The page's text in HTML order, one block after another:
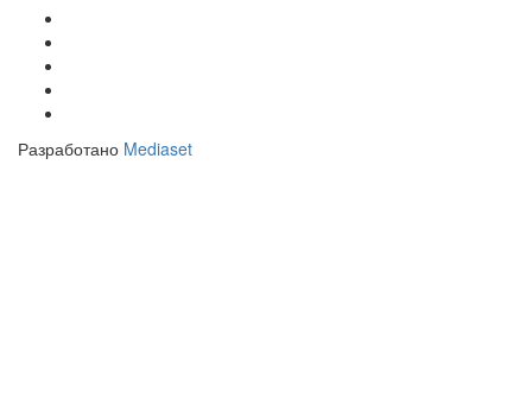
The application was sent, wait for the call
Продолжить